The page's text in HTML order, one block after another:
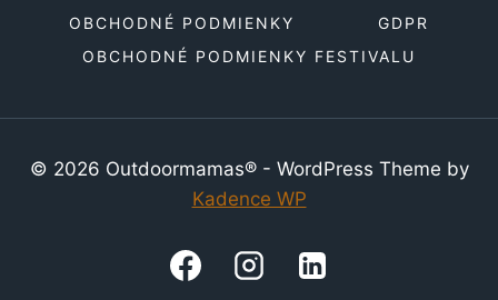
OBCHODNÉ PODMIENKY
GDPR
OBCHODNÉ PODMIENKY FESTIVALU
© 2026 Outdoormamas® - WordPress Theme by
Kadence WP